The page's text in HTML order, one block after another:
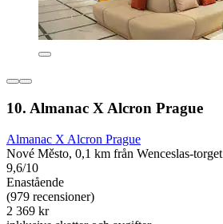
10. Almanac X Alcron Prague
Almanac X Alcron Prague
Nové Město, 0,1 km från Wenceslas-torget
9,6/10
Enastående
(979 recensioner)
2 369 kr